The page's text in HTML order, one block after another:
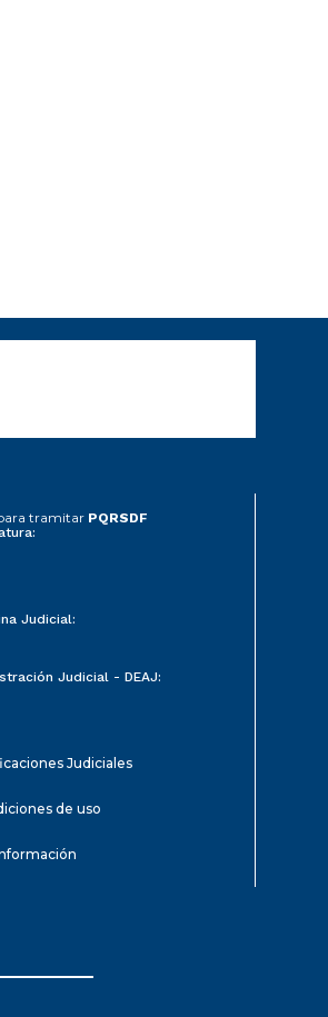
tramitar PQRSDF
Judicial:
Judicial - DEAJ:
Judiciales
de uso